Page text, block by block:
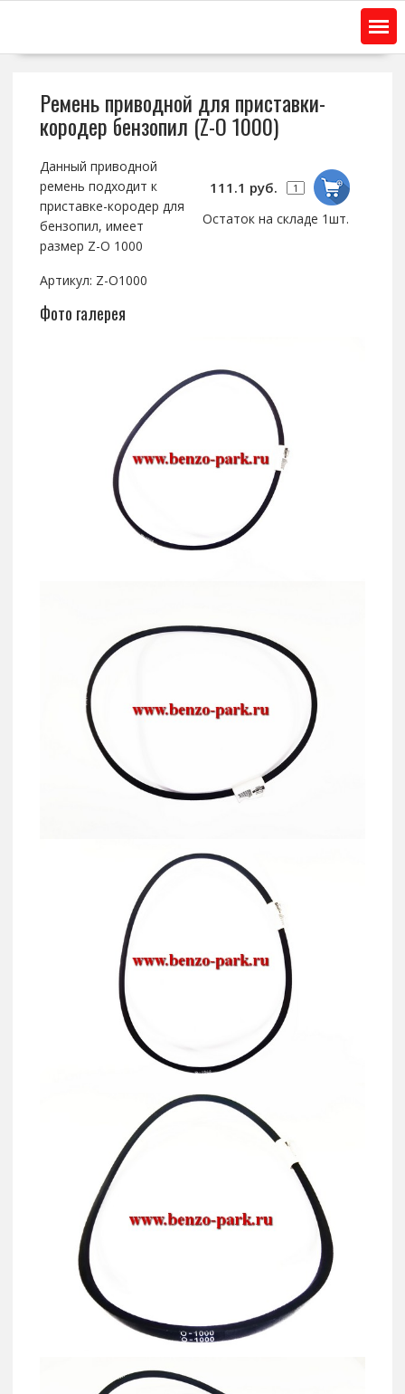
Ремень приводной для приставки-
кородер бензопил (Z-O 1000)
111.1 руб.
Остаток на складе 1шт.
Данный приводной
ремень подходит к
приставке-кородер для
бензопил, имеет
размер Z-O 1000
Артикул: Z-O1000
Фото галерея